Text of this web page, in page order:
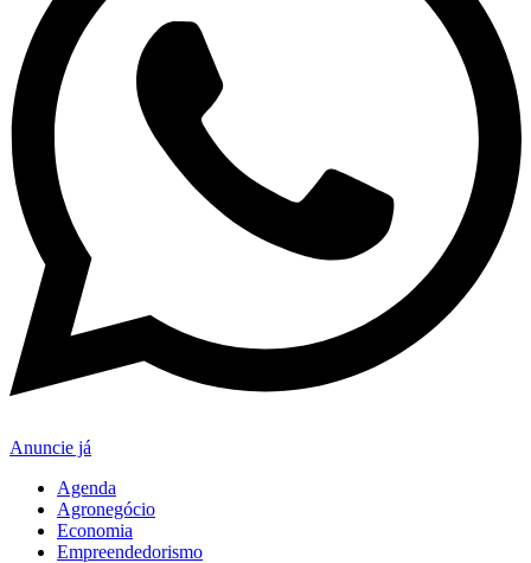
Anuncie já
Agenda
Agronegócio
Economia
Empreendedorismo